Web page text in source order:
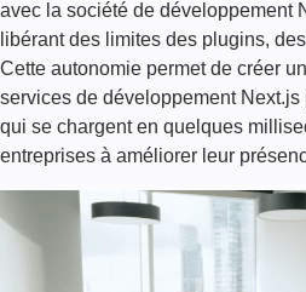
SERVICES
DE
SUPPORT
ET
DE
MAINTENANCE
NEXT.JS
avec la société de développement
libérant des limites des plugins,
Cette autonomie permet de créer
services de développement
qui se chargent en quelques
entreprises à améliorer leur